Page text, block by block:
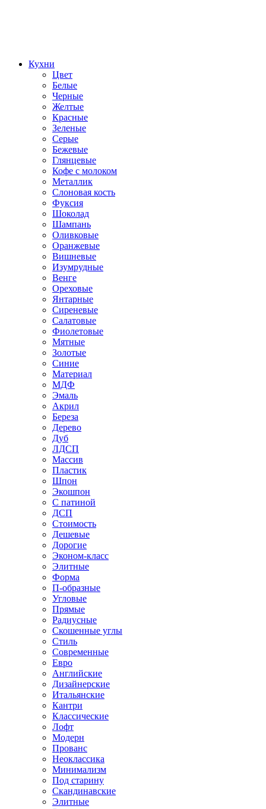
Кухни
Цвет
Белые
Черные
Желтые
Красные
Зеленые
Серые
Бежевые
Глянцевые
Кофе с молоком
Металлик
Слоновая кость
Фуксия
Шоколад
Шампань
Оливковые
Оранжевые
Вишневые
Изумрудные
Венге
Ореховые
Янтарные
Сиреневые
Салатовые
Фиолетовые
Мятные
Золотые
Синие
Материал
МДФ
Эмаль
Акрил
Береза
Дерево
Дуб
ЛДСП
Массив
Пластик
Шпон
Экошпон
С патиной
ДСП
Стоимость
Дешевые
Дорогие
Эконом-класс
Элитные
Форма
П-образные
Угловые
Прямые
Радиусные
Скошенные углы
Стиль
Современные
Евро
Английские
Дизайнерские
Итальянские
Кантри
Классические
Лофт
Модерн
Прованс
Неоклассика
Минимализм
Под старину
Скандинавские
Элитные